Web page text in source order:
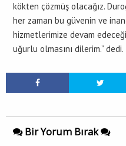
kökten çözmüş olacağız.
her zaman bu güvenin ve
hizmetlerimize devam
uğurlu olmasını dilerim.” dedi.
Bir Yorum Bırak